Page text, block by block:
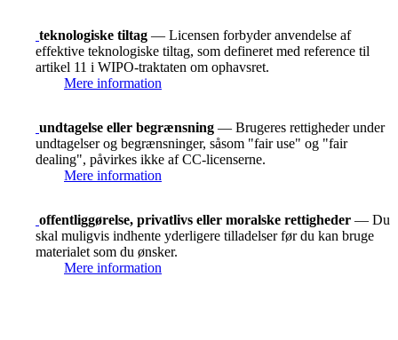
teknologiske tiltag — Licensen forbyder anvendelse af
effektive teknologiske tiltag, som defineret med reference til
artikel 11 i WIPO-traktaten om ophavsret.
Mere information
undtagelse eller begrænsning — Brugeres rettigheder under
undtagelser og begrænsninger, såsom "fair use" og "fair
dealing", påvirkes ikke af CC-licenserne.
Mere information
offentliggørelse, privatlivs eller moralske rettigheder — Du
skal muligvis indhente yderligere tilladelser før du kan bruge
materialet som du ønsker.
Mere information